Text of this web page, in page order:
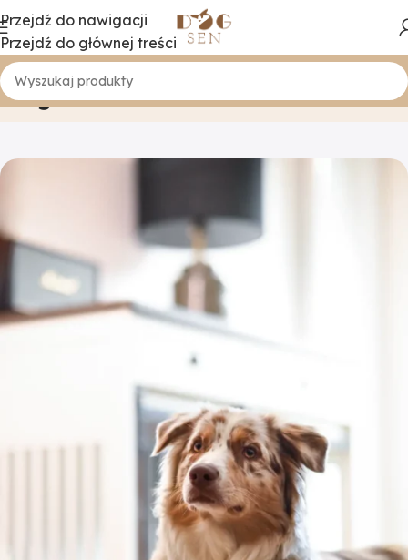
Przejdź do nawigacji
Przejdź do głównej treści
BlogStrona główna Porady